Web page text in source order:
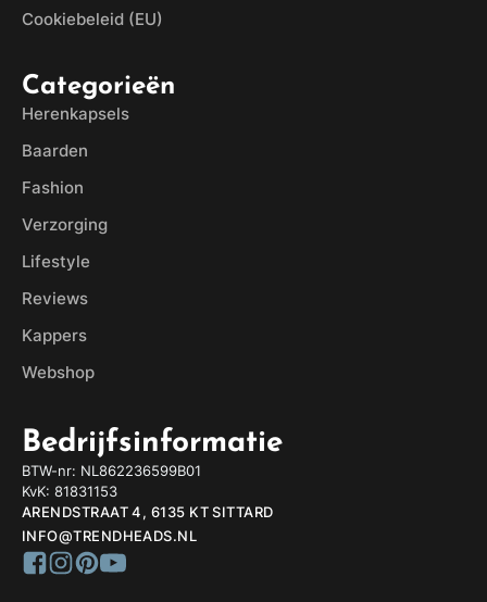
Cookiebeleid (EU)
Categorieën
Herenkapsels
Baarden
Fashion
Verzorging
Lifestyle
Reviews
Kappers
Webshop
Bedrijfsinformatie
BTW-nr: NL862236599B01
KvK: 81831153
ARENDSTRAAT 4, 6135 KT SITTARD
INFO@TRENDHEADS.NL